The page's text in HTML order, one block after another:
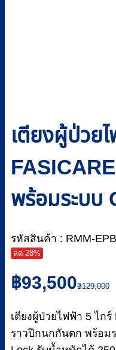
เตียงผู้ป่วย
พร้อมระบบ
รหัสสินค้า : RMM-
ลด 28%
฿129,000
Original
price
฿129,000.
฿93,500
Current
price
฿93,500.
เตียงผู้ป่วยไฟฟ้า 5 ไก
ราวปีกนกกันตก พร้อม